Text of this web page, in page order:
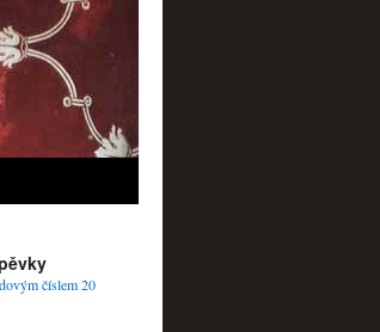
číslem 20